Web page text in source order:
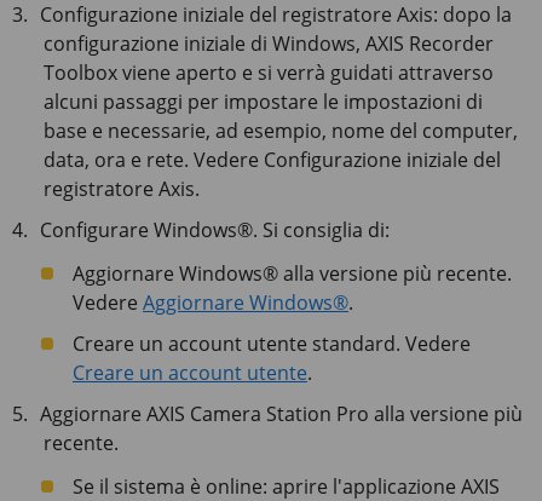
Configurazione iniziale del registratore Axis: dopo la
configurazione iniziale di Windows, AXIS Recorder
Toolbox viene aperto e si verrà guidati attraverso
alcuni passaggi per impostare le impostazioni di
base e necessarie, ad esempio, nome del computer,
data, ora e rete. Vedere Configurazione iniziale del
registratore Axis.
Configurare Windows®. Si consiglia di:
Aggiornare Windows® alla versione più recente.
Vedere Aggiornare Windows®.
Creare un account utente standard. Vedere
Creare un account utente.
Aggiornare AXIS Camera Station Pro alla versione più
recente.
Se il sistema è online: aprire l'applicazione AXIS